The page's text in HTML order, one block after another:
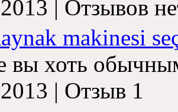
| Отзывов
makinesi
вы хоть
| Отзыв 1